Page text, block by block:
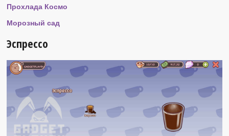
Прохлада Космо
Морозный сад
Эспрессо